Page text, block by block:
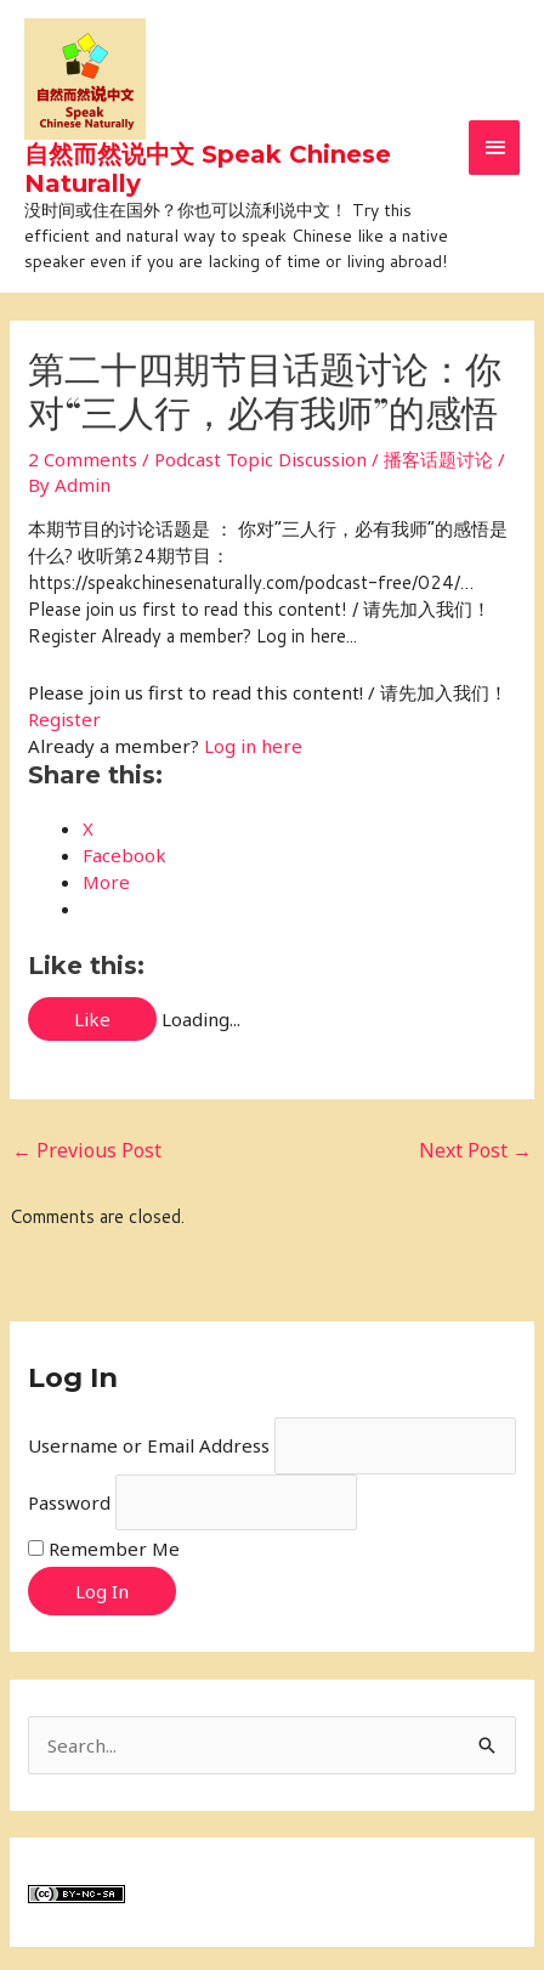
Skip
content
自然而然说中文 Speak Chinese
Naturally
没时间或住在国外？你也可以流利说中文！ Try this
efficient and natural way to speak Chinese like a native
speaker even if you are lacking of time or living abroad!
第二十四期节目话题讨论：你
对“三人行，必有我师”的感悟
2 Comments / Podcast Topic Discussion / 播客话题讨论 /
ByAdmin
本期节目的讨论话题是 ： 你对“三人行，必有我师”的感悟是
什么? 收听第24期节目：
https://speakchinesenaturally.com/podcast-free/024/…
Please join us first to read this content! / 请先加入我们！
Register Already a member? Log in here...
Please join us first to read this content! / 请先加入我们！
Register
Already a member? Log in here
Share this:
X
Facebook
More
Like this:
Like Loading...
← Previous Post Next Post →
Comments are closed.
Log In
Username or Email Address
Password
Remember Me
Log In
c